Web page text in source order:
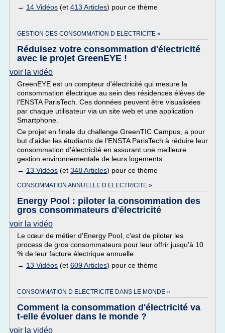
→ 14 Vidéos (et 413 Articles) pour ce thème
GESTION DES CONSOMMATION D ELECTRICITE »
Réduisez votre consommation d'électricité
avec le projet GreenEYE !
voir la vidéo
GreenEYE est un compteur d'électricité qui mesure la
consommation électrique au sein des résidences élèves de
l'ENSTA ParisTech. Ces données peuvent être visualisées
par chaque utilisateur via un site web et une application
Smartphone.
Ce projet en finale du challenge GreenTIC Campus, a pour
but d'aider les étudiants de l'ENSTA ParisTech à réduire leur
consommation d'électricité en assurant une meilleure
gestion environnementale de leurs logements.
→ 13 Vidéos (et 348 Articles) pour ce thème
CONSOMMATION ANNUELLE D ELECTRICITE »
Energy Pool : piloter la consommation des
gros consommateurs d'électricité
voir la vidéo
Le cœur de métier d'Energy Pool, c'est de piloter les
process de gros consommateurs pour leur offrir jusqu'à 10
% de leur facture électrique annuelle.
→ 13 Vidéos (et 609 Articles) pour ce thème
CONSOMMATION D ELECTRICITE DANS LE MONDE »
Comment la consommation d'électricité va
t-elle évoluer dans le monde ?
voir la vidéo